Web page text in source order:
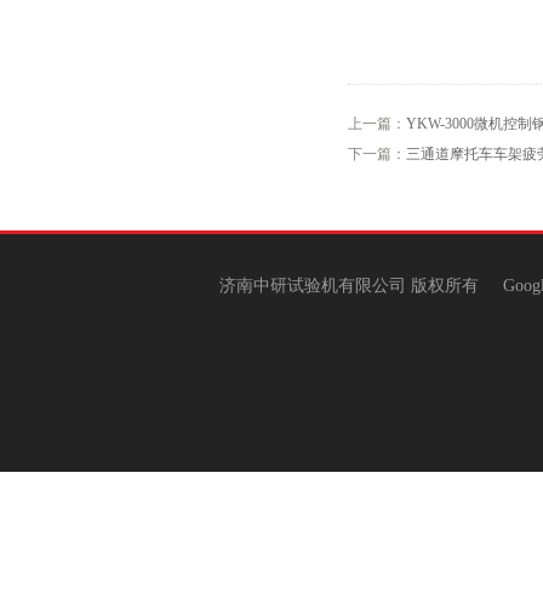
上一篇： YKW-3000微机控制
下一篇： 三通道摩托车车架疲
济南中研试验机有限公司 版权所有